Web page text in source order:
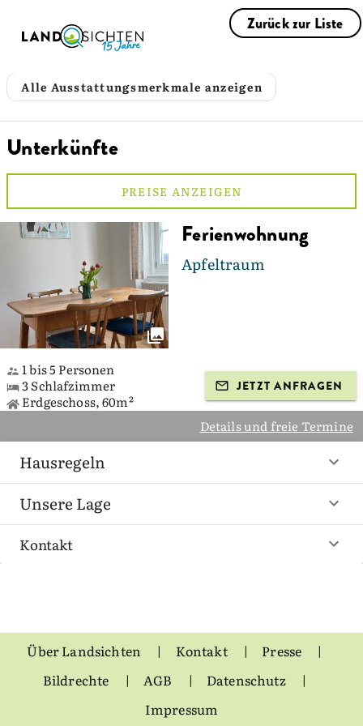
Zurück zur Liste
Alle Ausstattungsmerkmale anzeigen
Unterkünfte
PREISE ANZEIGEN
Ferienwohnung
Apfeltraum
1 bis 5 Personen
3 Schlafzimmer
Erdgeschoss, 60m²
JETZT ANFRAGEN
Details und freie Termine
Hausregeln
Unsere Lage
Kontakt
Über Landsichten Kontakt
Presse
Bildrechte
AGB
Datenschutz
Impressum